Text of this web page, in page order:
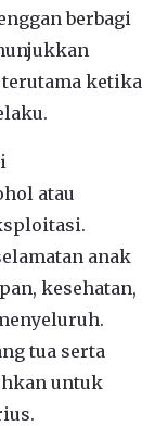
berbagi
ketika
atau
anak
kesehatan,
tua serta
untuk